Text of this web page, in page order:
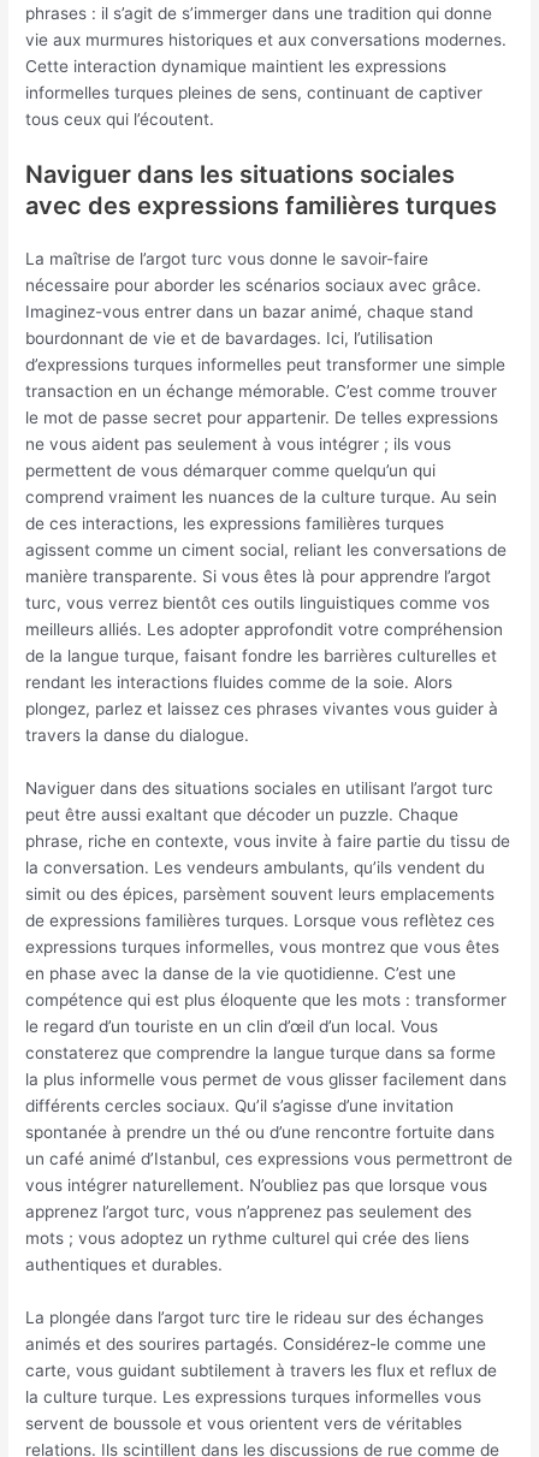
phrases : il s’agit de s’immerger dans une tradition qui donne
vie aux murmures historiques et aux conversations modernes.
Cette interaction dynamique maintient les expressions
informelles turques pleines de sens, continuant de captiver
tous ceux qui l’écoutent.
Naviguer dans les situations sociales
avec des expressions familières turques
La maîtrise de l’argot turc vous donne le savoir-faire
nécessaire pour aborder les scénarios sociaux avec grâce.
Imaginez-vous entrer dans un bazar animé, chaque stand
bourdonnant de vie et de bavardages. Ici, l’utilisation
d’expressions turques informelles peut transformer une simple
transaction en un échange mémorable. C’est comme trouver
le mot de passe secret pour appartenir. De telles expressions
ne vous aident pas seulement à vous intégrer ; ils vous
permettent de vous démarquer comme quelqu’un qui
comprend vraiment les nuances de la culture turque. Au sein
de ces interactions, les expressions familières turques
agissent comme un ciment social, reliant les conversations de
manière transparente. Si vous êtes là pour apprendre l’argot
turc, vous verrez bientôt ces outils linguistiques comme vos
meilleurs alliés. Les adopter approfondit votre compréhension
de la langue turque, faisant fondre les barrières culturelles et
rendant les interactions fluides comme de la soie. Alors
plongez, parlez et laissez ces phrases vivantes vous guider à
travers la danse du dialogue.
Naviguer dans des situations sociales en utilisant l’argot turc
peut être aussi exaltant que décoder un puzzle. Chaque
phrase, riche en contexte, vous invite à faire partie du tissu de
la conversation. Les vendeurs ambulants, qu’ils vendent du
simit ou des épices, parsèment souvent leurs emplacements
de expressions familières turques. Lorsque vous reflètez ces
expressions turques informelles, vous montrez que vous êtes
en phase avec la danse de la vie quotidienne. C’est une
compétence qui est plus éloquente que les mots : transformer
le regard d’un touriste en un clin d’œil d’un local. Vous
constaterez que comprendre la langue turque dans sa forme
la plus informelle vous permet de vous glisser facilement dans
différents cercles sociaux. Qu’il s’agisse d’une invitation
spontanée à prendre un thé ou d’une rencontre fortuite dans
un café animé d’Istanbul, ces expressions vous permettront de
vous intégrer naturellement. N’oubliez pas que lorsque vous
apprenez l’argot turc, vous n’apprenez pas seulement des
mots ; vous adoptez un rythme culturel qui crée des liens
authentiques et durables.
La plongée dans l’argot turc tire le rideau sur des échanges
animés et des sourires partagés. Considérez-le comme une
carte, vous guidant subtilement à travers les flux et reflux de
la culture turque. Les expressions turques informelles vous
servent de boussole et vous orientent vers de véritables
relations. Ils scintillent dans les discussions de rue comme de